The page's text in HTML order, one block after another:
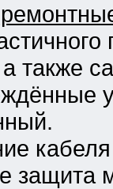
также
защита